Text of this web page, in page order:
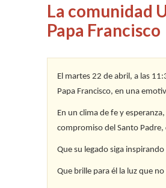
La comunidad
Papa Francisco
El martes 22 de abril, a las
Papa Francisco, en una
En un clima de fe y
compromiso del Santo
Que su legado siga
Que brille para él la luz que